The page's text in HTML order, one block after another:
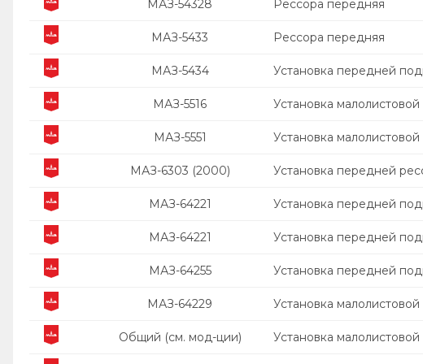
МАЗ-54328 Рессора передняя
МАЗ-5433 Рессора передняя
МАЗ-5434 Установка передней
МАЗ-5516 Установка
МАЗ-5551 Установка
МАЗ-6303 (2000) Установка передней
МАЗ-64221 Установка передней
МАЗ-64221 Установка передней
МАЗ-64255 Установка передней
МАЗ-64229 Установка
Общий (см. мод-ции) Установка